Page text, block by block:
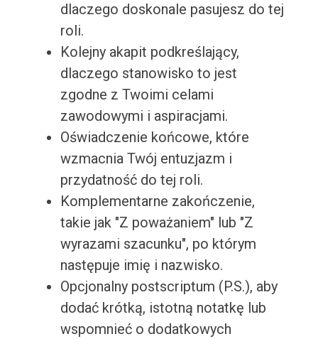
dlaczego doskonale pasujesz do tej
roli.
Kolejny akapit podkreślający,
dlaczego stanowisko to jest
zgodne z Twoimi celami
zawodowymi i aspiracjami.
Oświadczenie końcowe, które
wzmacnia Twój entuzjazm i
przydatność do tej roli.
Komplementarne zakończenie,
takie jak "Z poważaniem" lub "Z
wyrazami szacunku", po którym
następuje imię i nazwisko.
Opcjonalny postscriptum (P.S.), aby
dodać krótką, istotną notatkę lub
wspomnieć o dodatkowych